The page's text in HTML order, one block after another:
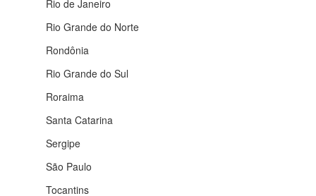
Rio de Janeiro
Rio Grande do Norte
Rondônia
Rio Grande do Sul
Roraima
Santa Catarina
Sergipe
São Paulo
Tocantins